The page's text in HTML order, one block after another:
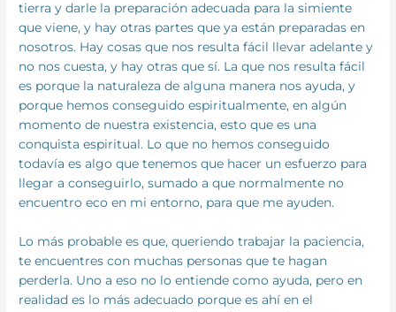
tierra y darle la preparación adecuada para la simiente
que viene, y hay otras partes que ya están preparadas en
nosotros. Hay cosas que nos resulta fácil llevar adelante y
no nos cuesta, y hay otras que sí. La que nos resulta fácil
es porque la naturaleza de alguna manera nos ayuda, y
porque hemos conseguido espiritualmente, en algún
momento de nuestra existencia, esto que es una
conquista espiritual. Lo que no hemos conseguido
todavía es algo que tenemos que hacer un esfuerzo para
llegar a conseguirlo, sumado a que normalmente no
encuentro eco en mi entorno, para que me ayuden.
Lo más probable es que, queriendo trabajar la paciencia,
te encuentres con muchas personas que te hagan
perderla. Uno a eso no lo entiende como ayuda, pero en
realidad es lo más adecuado porque es ahí en el